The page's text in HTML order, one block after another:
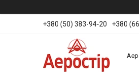
+380 (50) 383-94-20 +380